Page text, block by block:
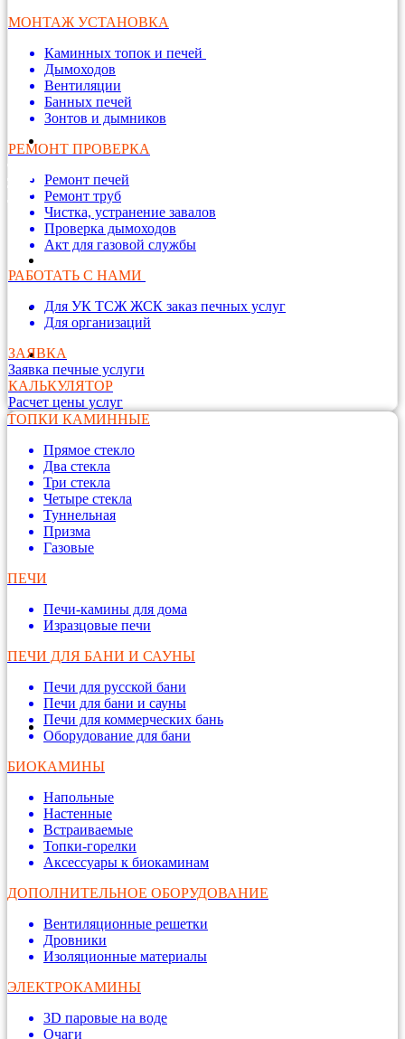
МОНТАЖ УСТАНОВКА
Каминных топок и печей
Дымоходов
Вентиляции
Банных печей
Зонтов и дымников
РЕМОНТ ПРОВЕРКА
Ремонт печей
Ремонт труб
Чистка, устранение завалов
Проверка дымоходов
Акт для газовой службы
РАБОТАТЬ С НАМИ
Для УК ТСЖ ЖСК заказ печных услуг
Для организаций
ЗАЯВКА
Заявка печные услуги
КАЛЬКУЛЯТОР
Расчет цены услуг
ТОПКИ КАМИННЫЕ
Прямое стекло
Два стекла
Три стекла
Четыре стекла
Туннельная
Призма
Газовые
ПЕЧИ
Печи-камины для дома
Изразцовые печи
ПЕЧИ ДЛЯ БАНИ И САУНЫ
Печи для русской бани
Печи для бани и сауны
Печи для коммерческих бань
Оборудование для бани
БИОКАМИНЫ
Напольные
Настенные
Встраиваемые
Топки-горелки
Аксессуары к биокаминам
ДОПОЛНИТЕЛЬНОЕ ОБОРУДОВАНИЕ
Вентиляционные решетки
Дровники
Изоляционные материалы
ЭЛЕКТРОКАМИНЫ
3D паровые на воде
Очаги